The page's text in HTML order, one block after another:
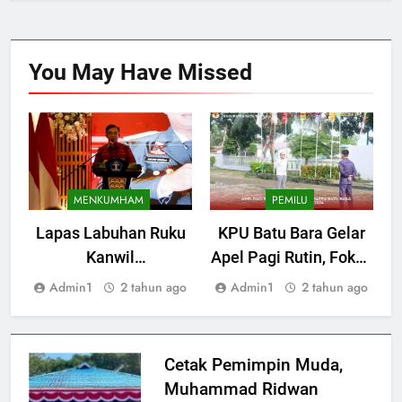
You May Have Missed
MENKUMHAM
Lapas Labuhan Ruku
Kanwil
Kemenkumham
Penutupan Bimtek
SPPN
Admin1 2 tahun ago
PEMILU
KPU Batu Bara Gelar
Apel Pagi Rutin, Fokus
pada Kedisiplinan dan
Admin1 2 tahun ago
Cetak Pemimpin Muda,
Muhammad Ridwan